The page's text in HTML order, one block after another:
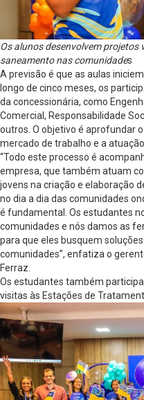
Os alunos desenvolvem
saneamento nas comunidades
A previsão é que as aulas
longo de cinco meses, os
da concessionária, como
Comercial, Responsabilidade
outros. O objetivo é aprofundar
mercado de trabalho e a
“Todo este processo é
empresa, que também atuam
jovens na criação e elaboração
no dia a dia das comunidades
é fundamental. Os estudantes
comunidades e nós damos as
para que eles busquem
comunidades”, enfatiza o
Ferraz.
Os estudantes também
visitas às Estações de